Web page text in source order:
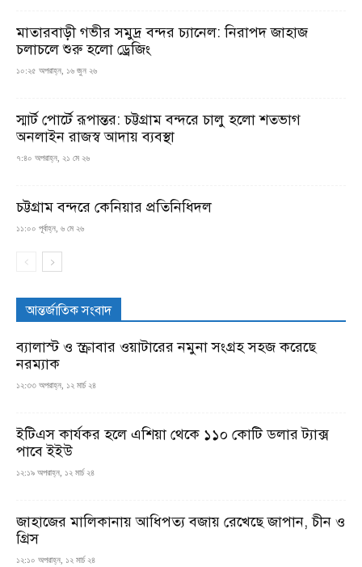
মাতারবাড়ী গভীর সমুদ্র বন্দর চ্যানেল: নিরাপদ জাহাজ
চলাচলে শুরু হলো ড্রেজিং
১০:২৫ অপরাহ্ন, ১৬ জুন ২৬
স্মার্ট পোর্টে রূপান্তর: চট্টগ্রাম বন্দরে চালু হলো শতভাগ
অনলাইন রাজস্ব আদায় ব্যবস্থা
৭:৪০ অপরাহ্ন, ২১ মে ২৬
চট্টগ্রাম বন্দরে কেনিয়ার প্রতিনিধিদল
১১:০০ পূর্বাহ্ন, ৬ মে ২৬
আন্তর্জাতিক সংবাদ
ব্যালাস্ট ও স্ক্রাবার ওয়াটারের নমুনা সংগ্রহ সহজ করেছে
নরম্যাক
১২:৩৩ অপরাহ্ন, ১২ মার্চ ২৪
ইটিএস কার্যকর হলে এশিয়া থেকে ১১০ কোটি ডলার ট্যাক্স
পাবে ইইউ
১২:১৯ অপরাহ্ন, ১২ মার্চ ২৪
জাহাজের মালিকানায় আধিপত্য বজায় রেখেছে জাপান, চীন ও
গ্রিস
১২:১০ অপরাহ্ন, ১২ মার্চ ২৪